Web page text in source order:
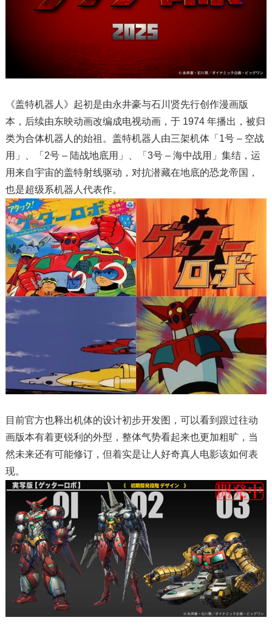
《盖特机器人》起初是由永井豪与石川贤先行创作漫画版
本，后续由东映动画改编成电视动画，于 1974 年播出，被归
类为合体机器人的始祖。盖特机器人由三架机体「1号 – 空战
用」、「2号 – 陆战地底用」、「3号 – 海中战用」集结，运
用来自宇宙的盖特射线驱动，对抗潜藏在地底的恐龙帝国，
也是超级系机器人代表作。
目前官方也释出机体的设计初步开发图，可以看到跟过往动
画版本有着更锐利的外型，整体气势看起来也更加粗旷，当
然未来还有可能修订，但着实是让人好奇真人电影该如何表
现。